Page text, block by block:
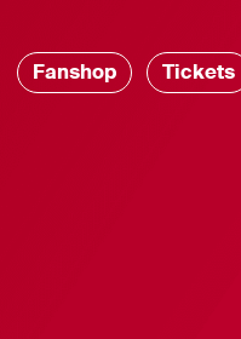
Fanshop Tickets